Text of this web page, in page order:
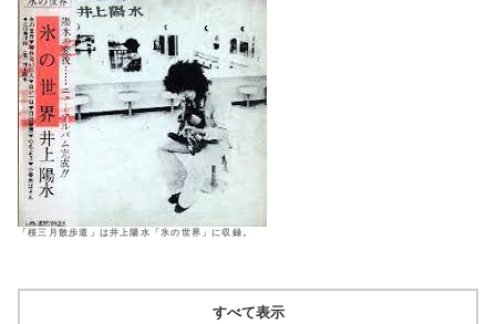
「桜三月散歩道」は井上陽水「氷の世界」に収録。
すべて表示